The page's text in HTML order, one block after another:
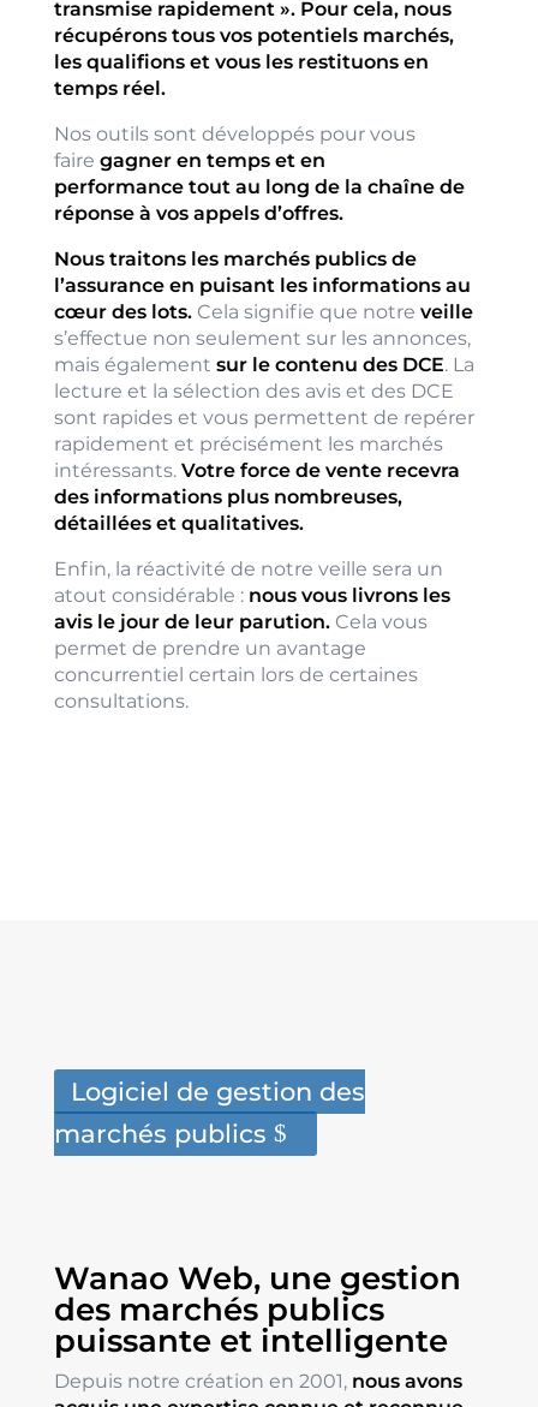
transmise rapidement ». Pour cela, nous
récupérons tous vos potentiels marchés,
les qualifions et vous les restituons en
temps réel.
Nos outils sont développés pour vous
faire gagner en temps et en
performance tout au long de la chaîne de
réponse à vos appels d’offres.
Nous traitons les marchés publics de
l’assurance en puisant les informations au
cœur des lots.Cela signifie que notre veille
s’effectue non seulement sur les annonces,
mais également sur le contenu des DCE. La
lecture et la sélection des avis et des DCE
sont rapides et vous permettent de repérer
rapidement et précisément les marchés
intéressants. Votre force de vente recevra
des informations plus nombreuses,
détaillées et qualitatives.
Enfin, la réactivité de notre veille sera un
atout considérable : nous vous livrons les
avis le jour de leur parution.Cela vous
permet de prendre un avantage
concurrentiel certain lors de certaines
consultations.
Logiciel de gestion des
marchés publics
Wanao Web, une gestion
des marchés publics
puissante et intelligente
Depuis notre création en 2001, nous avons